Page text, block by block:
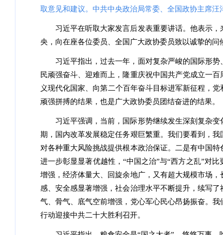
取意见和建议。中共中央政治局常委、全国政协主席
习近平在听取大家发言后发表重要讲话。他表示
央，向在座各位委员、全国广大政协委员致以诚挚的
习近平指出，过去一年，面对复杂严峻的国际形
民顽强奋斗、迎难而上，隆重庆祝中国共产党成立一
义现代化国家、向第二个百年奋斗目标进军新征程，
顽强拼搏的结果，也是广大政协委员团结奋进的结果。
习近平强调，当前，国际形势继续发生深刻复杂
期，国内改革发展稳定任务艰巨繁重。我们要看到，
对各种重大风险挑战提供根本政治保证。二是有中国
进一步彰显显著优越性，“中国之治”与“西方之乱”对
增强，经济体量大、回旋余地广，又有超大规模市场
感、安全感显著增强，社会治理水平不断提升，续写
气、骨气、底气空前增强，党心军心民心昂扬振奋。
行动迎接中共二十大胜利召开。